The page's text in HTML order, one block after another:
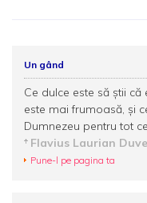
Un gând
Ce dulce este să ştii
este mai frumoasă, şi
Dumnezeu pentru tot
Flavius Laurian
Pune-l pe pagina ta